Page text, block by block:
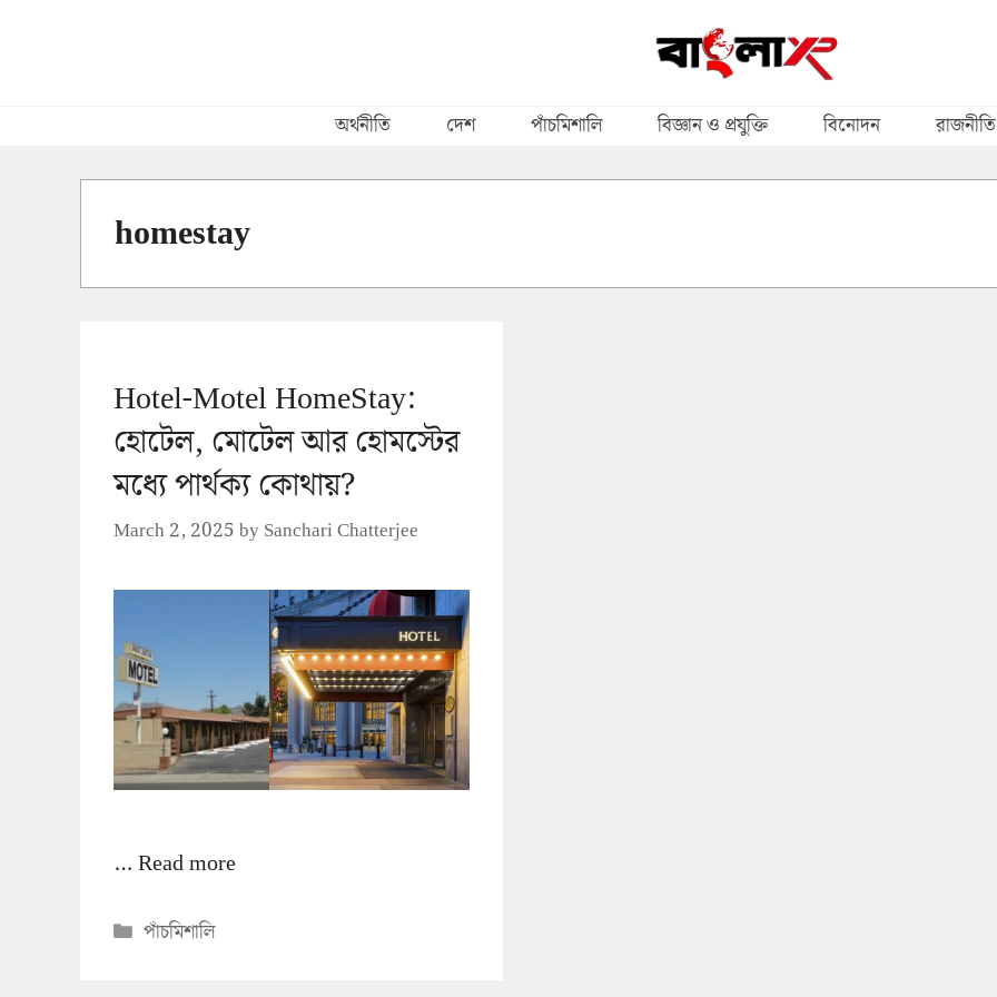
অর্থনীতি দেশ পাঁচমিশালি বিজ্ঞান ও প্রযুক্তি বিনোদন রাজনীতি
homestay
Hotel-Motel HomeStay:
হোটেল, মোটেল আর হোমস্টের
মধ্যে পার্থক্য কোথায়?
March 2, 2025bySanchari Chatterjee
…Read more
Categories
পাঁচমিশালি